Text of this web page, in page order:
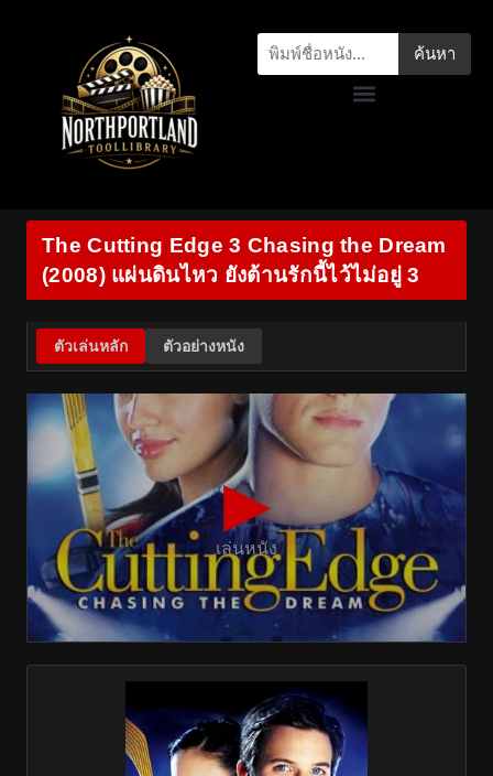
ค้นหา
The Cutting Edge 3 Chasing the Dream
(2008) แผ่นดินไหว ยังต้านรักนี้ไว้ไม่อยู่ 3
ตัวเล่นหลัก ตัวอย่างหนัง
▶
เล่นหนัง